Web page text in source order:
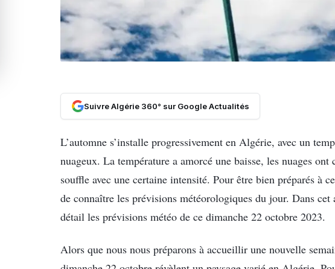
Suivre Algérie 360° sur Google Actualités
L’automne s’installe progressivement en Algérie, avec un
nuageux. La température a amorcé une baisse, les nuages
souffle avec une certaine intensité. Pour être bien préparés à
de connaître les prévisions météorologiques du jour. Dans cet
détail les prévisions météo de ce dimanche 22 octobre 2023.
Alors que nous nous préparons à accueillir une nouvelle